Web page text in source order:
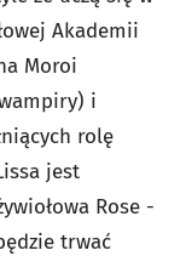
Akademii
Moroi
i
rolę
jest
Rose -
trwać